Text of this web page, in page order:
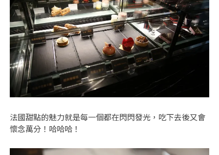
法國甜點的魅力就是每一個都在閃閃發光，吃下去後又會
懷念萬分！哈哈哈！